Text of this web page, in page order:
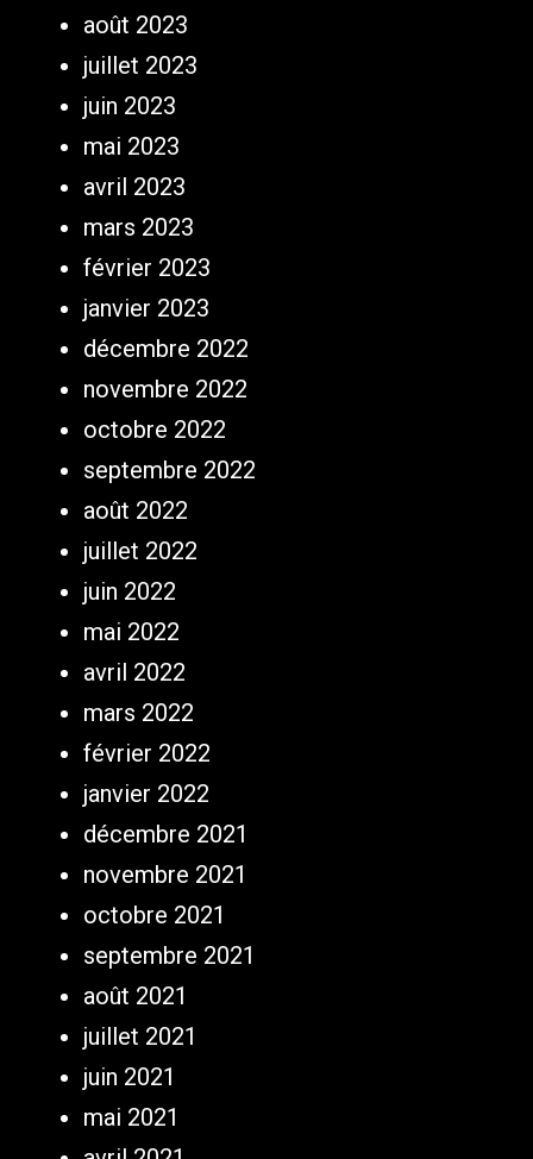
août 2023
juillet 2023
juin 2023
mai 2023
avril 2023
mars 2023
février 2023
janvier 2023
décembre 2022
novembre 2022
octobre 2022
septembre 2022
août 2022
juillet 2022
juin 2022
mai 2022
avril 2022
mars 2022
février 2022
janvier 2022
décembre 2021
novembre 2021
octobre 2021
septembre 2021
août 2021
juillet 2021
juin 2021
mai 2021